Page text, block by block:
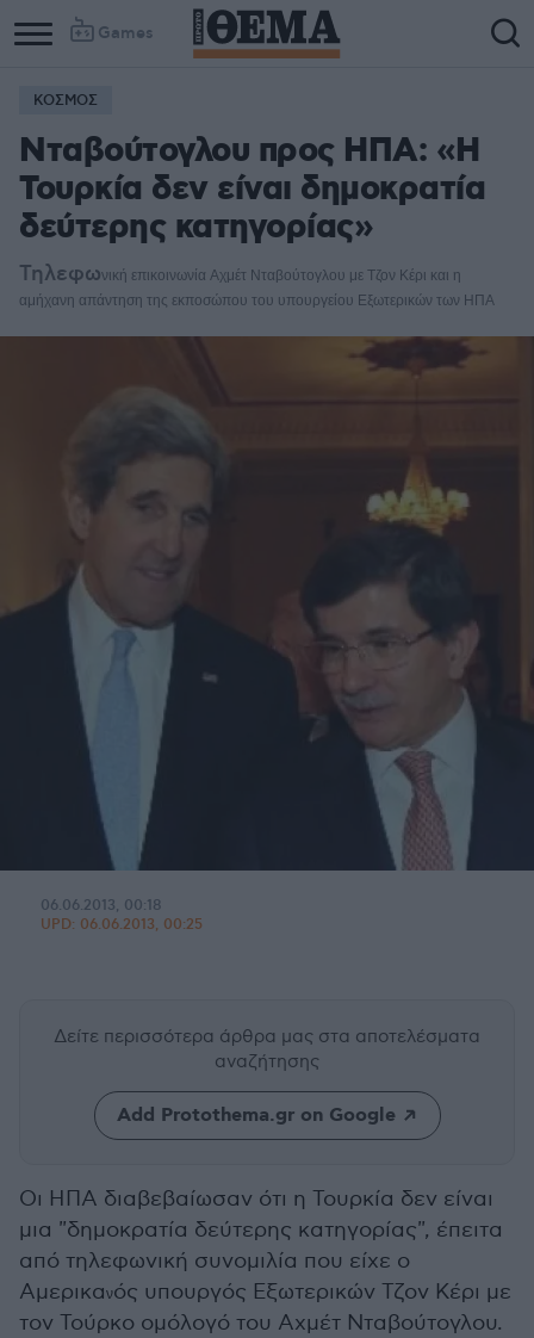
Games
ΚΟΣΜΟΣ
Νταβούτογλου προς ΗΠΑ: «Η
Τουρκία δεν είναι δημοκρατία
δεύτερης κατηγορίας»
Τηλεφωνική επικοινωνία Αχμέτ Νταβούτογλου με Τζον Κέρι και η
αμήχανη απάντηση της εκποσώπου του υπουργείου Εξωτερικών των ΗΠΑ
06.06.2013, 00:18
UPD: 06.06.2013, 00:25
Δείτε περισσότερα άρθρα μας στα αποτελέσματα
αναζήτησης
Add Protothema.gr on Google
Οι ΗΠΑ διαβεβαίωσαν ότι η Τουρκία δεν είναι
μια "δημοκρατία δεύτερης κατηγορίας", έπειτα
από τηλεφωνική συνομιλία που είχε ο
Αμερικανός υπουργός Εξωτερικών Τζον Κέρι με
τον Τούρκο ομόλογό του Αχμέτ Νταβούτογλου.